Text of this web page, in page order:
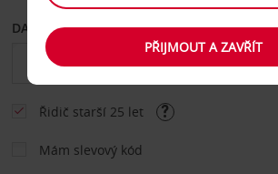
DATUM OD DATUM DO
Řidič starší 25 let
Mám slevový kód
PŘIJMOUT A ZAVŘÍT